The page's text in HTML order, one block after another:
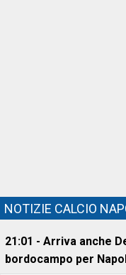
NOTIZIE CALCIO
21:01 - Arriva anche
bordocampo per